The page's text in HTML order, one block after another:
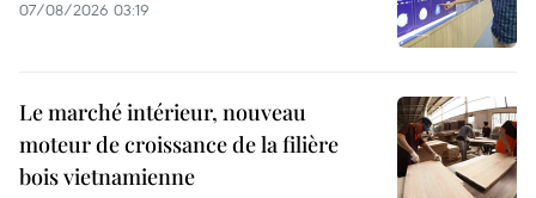
07/08/2026 03:19
Le marché intérieur, nouveau
moteur de croissance de la filière
bois vietnamienne